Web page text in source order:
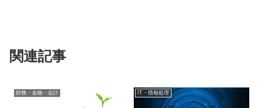
関連記事
財務・金融・会計 IT・情報処理